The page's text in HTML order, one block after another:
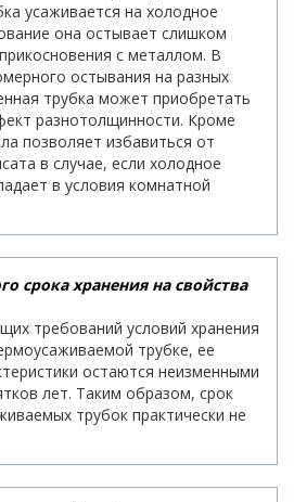
усаживается на холодное
она остывает слишком
с металлом. В
остывания на разных
трубка может приобретать
разнотолщинности. Кроме
позволяет избавиться от
в случае, если холодное
в условия комнатной
срока хранения на свойства
требований условий хранения
трубке, ее
остаются неизменными
лет. Таким образом, срок
трубок практически не